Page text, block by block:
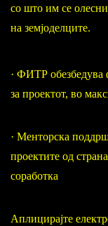
со што им се
на земјоделците.
· ФИТР обезбедува
за проектот, во
· Менторска
проектите од
соработка
Аплицирајте